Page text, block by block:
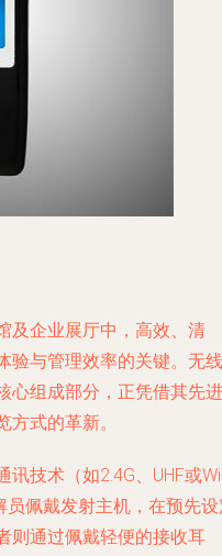
及企业展厅中，高效、清
验与管理效率的关键。无线
心组成部分，正凭借其先进
式的革新。
技术（如2.4G、UHF或
佩戴发射主机，在预先
则通过佩戴轻便的接收耳